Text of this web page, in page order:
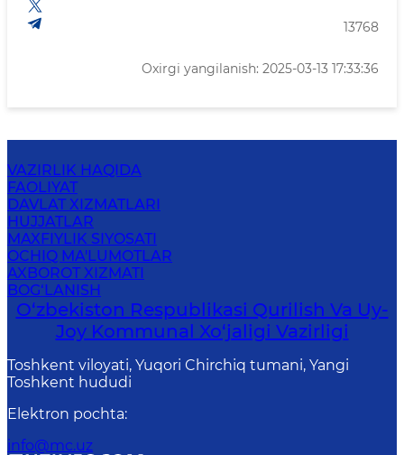
13768
Oxirgi yangilanish: 2025-03-13 17:33:36
VAZIRLIK HAQIDA
FAOLIYAT
DAVLAT XIZMATLARI
HUJJATLAR
MAXFIYLIK SIYOSATI
OCHIQ MA'LUMOTLAR
AXBOROT XIZMATI
BOG‘LANISH
O‘zbekiston Respublikasi Qurilish Va Uy-
Joy Kommunal Xo‘jaligi Vazirligi
Toshkent viloyati, Yuqori Chirchiq tumani, Yangi
Toshkent hududi
Elektron pochta:
info@mc.uz